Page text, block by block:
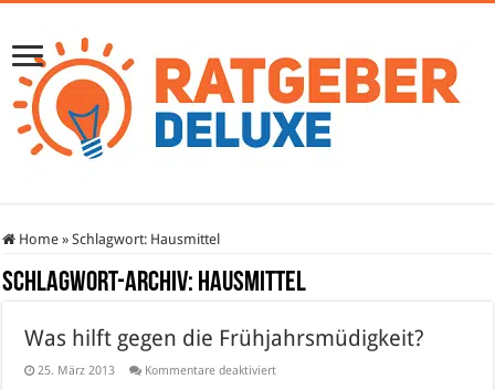
Home » Schlagwort: Hausmittel
Schlagwort-Archiv: Hausmittel
Was hilft gegen die Frühjahrsmüdigkeit?
25. März 2013 Kommentare deaktiviertfür